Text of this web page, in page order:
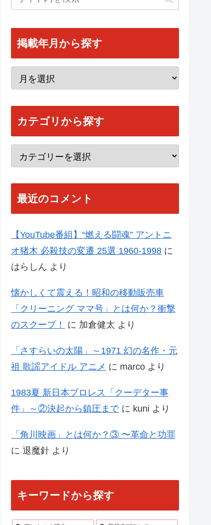
掲載年月から探す
カテゴリから探す
最近のコメント
【YouTube番組】“燃える闘魂” アントニ
オ猪木 必殺技の変遷 25選 1960-1998 に
はらしん より
懐かしくて震える！昭和の移動販売車
「クリーニング ママ号」とは何か？衝撃
のスクープ！
に 加倉健太 より
「さすらいの太陽」～1971 幻の名作・元
祖 歌謡アイドル アニメ に marco より
1983夏 新日本プロレス「クーデター事
件」～②決起から鎮圧までに kuni より
「角川映画」とは何か？③ 〜革命と功罪
に 退魔針 より
キーワードから探す